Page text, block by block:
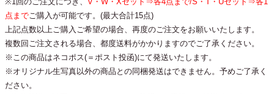
点までご購入が可能です。(最大合計15点)
上記点数以上ご購入ご希望の場合、再度のご注文をお願いいたします。
複数回ご注文される場合、都度送料がかかりますのでご了承ください。
※この商品はネコポス(＝ポスト投函)にて発送いたします。
※オリジナル生写真以外の商品との同梱発送はできません。予めご了承く
ださい。